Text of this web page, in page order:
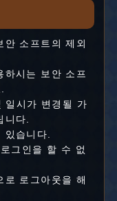
소프트의 제외
하시는 보안 소프
시가 변경될 가
다.
습니다.
그인을 할 수 없
로그아웃을 해